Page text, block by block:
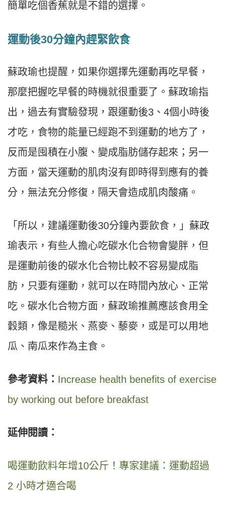
簡單吃個香蕉就是不錯的選擇。
運動後30分鐘內趕緊飲食
蘇政瑜也提醒，如果你選擇先運動再吃早餐，
那麼把握吃早餐的時機就很重要了。蘇政瑜指
出，過去有實驗發現，跟運動後3、4個小時後
才吃，食物的能量已經跑不到運動的地方了，
反而是囤積在小腹、變成脂肪儲存起來；另一
方面，當天運動的肌肉沒有即時得到應有的養
分，無法充分修復，隔天會造成肌肉酸痛。
「所以，建議運動後30分鐘內要飲食，」蘇政
瑜表示，有些人擔心吃碳水化合物會變胖，但
是運動前後的碳水化合物比較不容易變成脂
肪，只要有運動，就可以在時間內放心、正常
吃。碳水化合物方面，蘇政瑜推薦應該食用全
穀類，像是糙米、燕麥、藜麥，或是可以用地
瓜、南瓜來作為主食。
參考資料： Increase health benefits of exercise
by working out before breakfast
延伸閱讀：
喝運動飲料年增10公斤！專家建議：運動超過
2 小時才適合喝